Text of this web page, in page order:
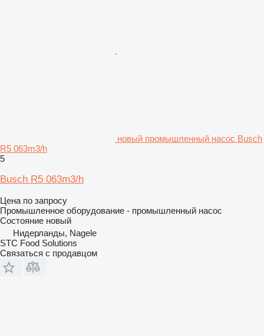
новый промышленный насос Busch
R5 063m3/h
5
Busch R5 063m3/h
Цена по запросу
Промышленное оборудование - промышленный насос
Состояние новый
Нидерланды, Nagele
STC Food Solutions
Связаться с продавцом